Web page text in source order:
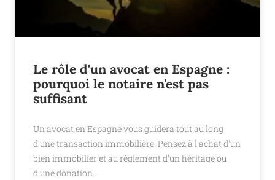
Le rôle d'un avocat en Espagne :
pourquoi le notaire n'est pas
suffisant
Un avocat en Espagne vous guidera tout au long
d'une transaction immobilière. Pensez à l'achat d'un
bien immobilier et au règlement d'un héritage ou
d'une donation.